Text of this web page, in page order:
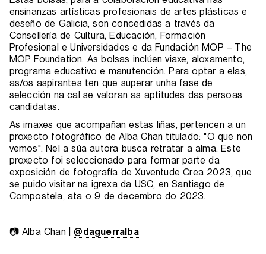
ensinanzas artísticas profesionais de artes plásticas e
deseño de Galicia, son concedidas a través da
Consellería de Cultura, Educación, Formación
Profesional e Universidades e da Fundación MOP – The
MOP Foundation. As bolsas inclúen viaxe, aloxamento,
programa educativo e manutención. Para optar a elas,
as/os aspirantes ten que superar unha fase de
selección na cal se valoran as aptitudes das persoas
candidatas.
As imaxes que acompañan estas liñas, pertencen a un
proxecto fotográfico de Alba Chan titulado: "O que non
vemos". Nel a súa autora busca retratar a alma. Este
proxecto foi seleccionado para formar parte da
exposición de fotografía de Xuventude Crea 2023, que
se puido visitar na igrexa da USC, en Santiago de
Compostela, ata o 9 de decembro do 2023.
📷 Alba Chan |@daguerralba